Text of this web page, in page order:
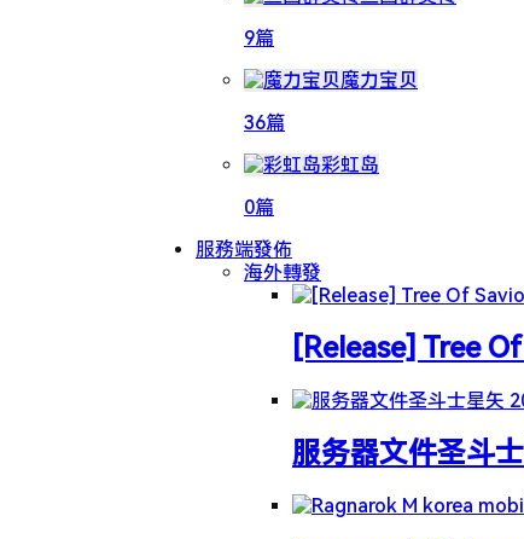
9篇
魔力宝贝
36篇
彩虹岛
0篇
服務端發佈
海外轉發
[Release] Tree
服务器文件圣斗